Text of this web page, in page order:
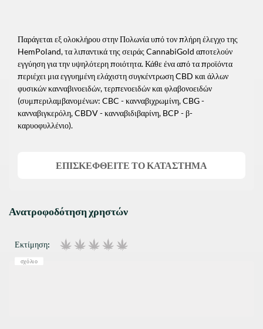
Ανατροφοδότηση χρηστών
Εκτίμηση:
σχόλιο
Παράγεται εξ ολοκλήρου στην Πολωνία υπό τον πλήρη έλεγχο της
HemPoland, τα λιπαντικά της σειράς CannabiGold αποτελούν
εγγύηση για την υψηλότερη ποιότητα. Κάθε ένα από τα προϊόντα
περιέχει μια εγγυημένη ελάχιστη συγκέντρωση CBD και άλλων
φυσικών κανναβινοειδών, τερπενοειδών και φλαβονοειδών
(συμπεριλαμβανομένων: CBC - κανναβιχρωμίνη, CBG -
κανναβιγκερόλη, CBDV - κανναβιδιβαρίνη, BCP - β-
καρυοφυλλένιο).
ΕΠΙΣΚΕΦΘΕΊΤΕ ΤΟ ΚΑΤΆΣΤΗΜΑ